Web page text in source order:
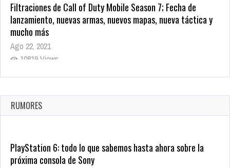
Filtraciones de Call of Duty Mobile Season 7; Fecha de
lanzamiento, nuevas armas, nuevos mapas, nueva táctica y
mucho más
Ago 22, 2021
10819 Views
La configuración de Call of Duty 2021 aparentemente ya fue
Ago 8, 2021
10004 Views
RUMORES
PlayStation 6: todo lo que sabemos hasta ahora sobre la
próxima consola de Sony